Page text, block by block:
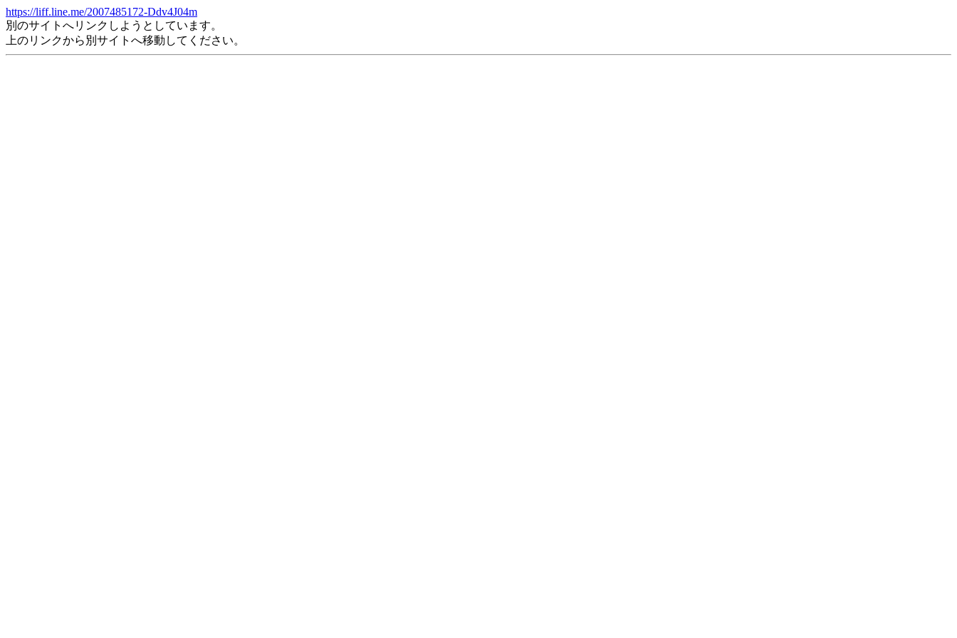
https://liff.line.me/2007485172-Ddv4J04m
別のサイトへリンクしようとしています。
上のリンクから別サイトへ移動してください。